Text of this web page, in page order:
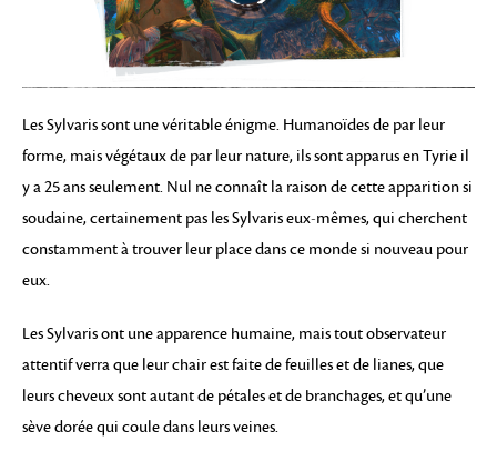
Les Sylvaris sont une véritable énigme. Humanoïdes de par leur
forme, mais végétaux de par leur nature, ils sont apparus en Tyrie il
y a 25 ans seulement. Nul ne connaît la raison de cette apparition si
soudaine, certainement pas les Sylvaris eux-mêmes, qui cherchent
constamment à trouver leur place dans ce monde si nouveau pour
eux.
Les Sylvaris ont une apparence humaine, mais tout observateur
attentif verra que leur chair est faite de feuilles et de lianes, que
leurs cheveux sont autant de pétales et de branchages, et qu’une
sève dorée qui coule dans leurs veines.